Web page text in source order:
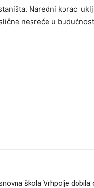
Naredni koraci
nesreće u
škola Vrhpolje dobila